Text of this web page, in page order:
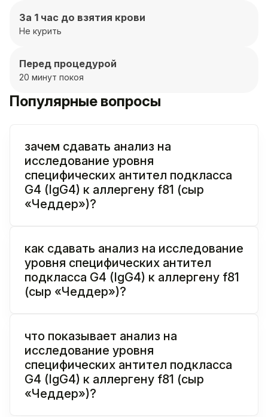
За 1 час до взятия крови
Не курить
Перед процедурой
20 минут покоя
Популярные вопросы
зачем сдавать анализ на
исследование уровня
специфических антител подкласса
G4 (IgG4) к аллергену f81 (сыр
«Чеддер»)?
как сдавать анализ на исследование
уровня специфических антител
подкласса G4 (IgG4) к аллергену f81
(сыр «Чеддер»)?
что показывает анализ на
исследование уровня
специфических антител подкласса
G4 (IgG4) к аллергену f81 (сыр
«Чеддер»)?